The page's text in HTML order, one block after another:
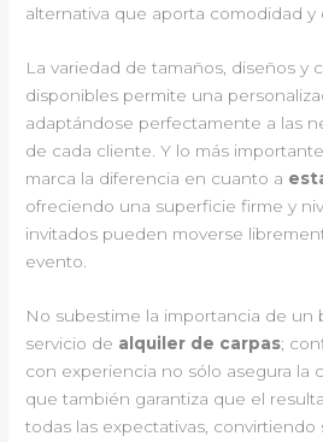
alternativa que aporta comodidad y
La variedad de tamaños, diseños y
disponibles permite una
adaptándose perfectamente a las
de cada cliente. Y lo más
marca la diferencia en cuanto a
ofreciendo una superficie firme y
invitados pueden moverse
evento.
No subestime la importancia de un
servicio de alquiler de carpas;
con experiencia no sólo asegura la
que también garantiza que el
todas las expectativas,